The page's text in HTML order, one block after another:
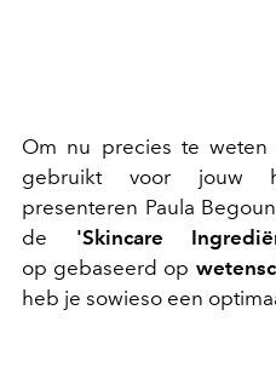
Om nu precies te
gebruikt voor jouw
presenteren Paula
de 'Skincare
op gebaseerd op
heb je sowieso een